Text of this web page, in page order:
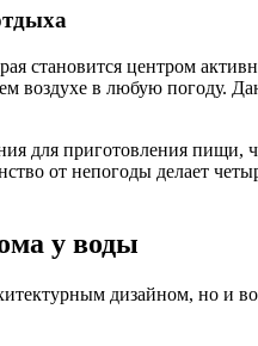
становится центром
воздухе в любую погоду.
для приготовления пищи,
от непогоды делает
у воды
дизайном, но